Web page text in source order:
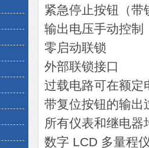
紧急停止按钮（带
输出电压手动控制
零启动联锁
外部联锁接口
过载电路可在额
带复位按钮的输出
所有仪表和继电
数字 LCD 多量程